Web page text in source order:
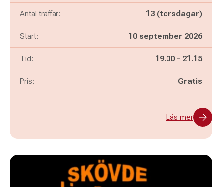
Antal träffar: 13 (torsdagar)
Start: 10 september 2026
Tid: Pågår mellan
19.00 - och
21.15
Pris: Gratis
Läs mer